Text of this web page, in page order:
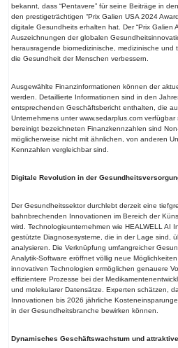
bekannt, dass “Pentavere” für seine Beiträge in
den prestigeträchtigen “Prix Galien USA 2024
digitale Gesundheits erhalten hat. Der “Prix Galien
Auszeichnungen der globalen
herausragende biomedizinische, medizinische
die Gesundheit der Menschen verbessern.
Ausgewählte Finanzinformationen können der
werden. Detaillierte Informationen sind in den
entsprechenden Geschäftsbericht enthalten, die
Unternehmens unter www.sedarplus.com
bereinigt bezeichneten Finanzkennzahlen sind
möglicherweise nicht mit ähnlichen, von anderen
Kennzahlen vergleichbar sind.
Digitale Revolution in der
Der Gesundheitssektor durchlebt derzeit eine
bahnbrechenden Innovationen im Bereich der
wird. Technologieunternehmen wie HEALWELL AI
gestützte Diagnosesysteme, die in der Lage sind,
analysieren. Die Verknüpfung umfangreicher
Analytik-Software eröffnet völlig neue
innovativen Technologien ermöglichen genauere
effizientere Prozesse bei der
und molekularer Datensätze. Experten schätzen,
Innovationen bis 2026 jährliche
in der Gesundheitsbranche bewirken können.
Dynamisches Geschäftswachstum und